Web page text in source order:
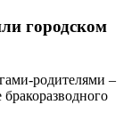
городском
родителями –